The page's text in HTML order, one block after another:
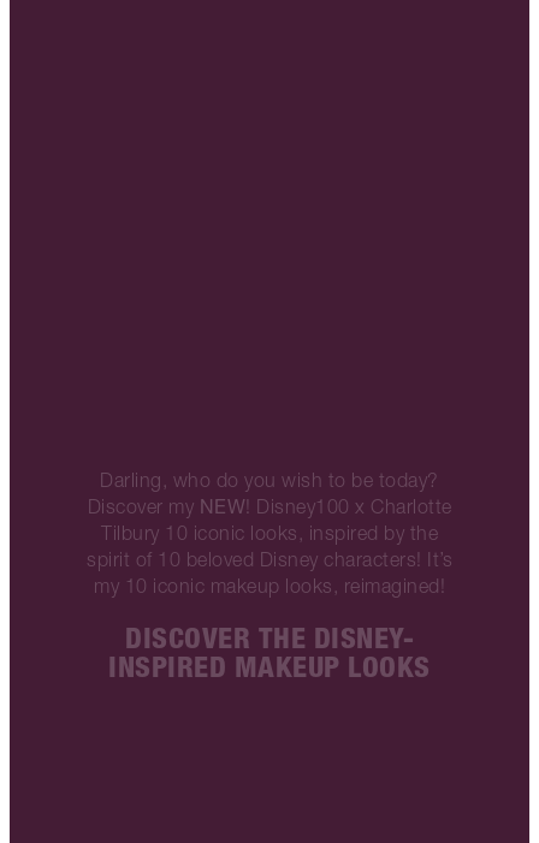
Darling, who do you wish to be today?
Discover my NEW! Disney100 x Charlotte
Tilbury 10 iconic looks, inspired by the
spirit of 10 beloved Disney characters! It’s
my 10 iconic makeup looks, reimagined!
DISCOVER THE DISNEY-
INSPIRED MAKEUP LOOKS